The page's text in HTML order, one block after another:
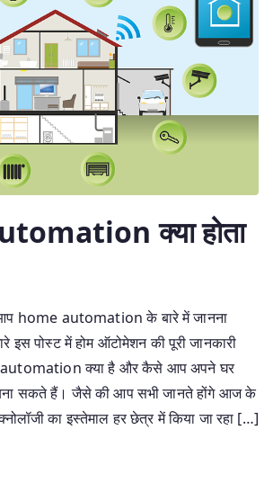
क्या होता
home automation के बारे में जानना
इस पोस्ट में होम ऑटोमेशन की पूरी जानकारी
automation क्या है और कैसे आप अपने घर
सकते हैं। जैसे की आप सभी जानते होंगे आज के
का इस्तेमाल हर छेत्र में किया जा रहा […]